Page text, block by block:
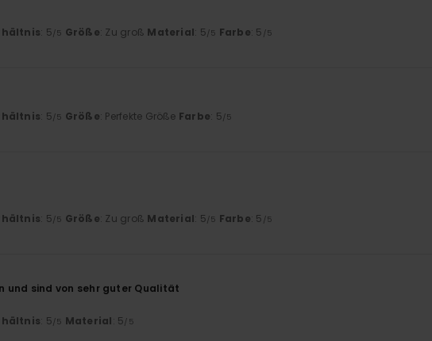
: 5/5 Größe: Zu groß Material: 5/5 Farbe: 5 /5
: 5/5 Größe: Perfekte Größe Farbe: 5/5
: 5/5 Größe: Zu groß Material: 5/5 Farbe: 5 /5
und sind von sehr guter Qualität
: 5/5 Material: 5/5